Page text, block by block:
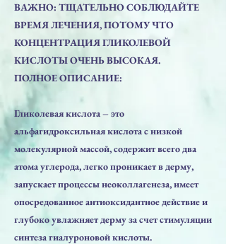
ВАЖНО: ТЩАТЕЛЬНО СОБЛЮДАЙТЕ
ВРЕМЯ ЛЕЧЕНИЯ, ПОТОМУ ЧТО
КОНЦЕНТРАЦИЯ ГЛИКОЛЕВОЙ
КИСЛОТЫ ОЧЕНЬ ВЫСОКАЯ.
ПОЛНОЕ ОПИСАНИЕ:
Гликолевая кислота – это
альфагидроксильная кислота с низкой
молекулярной массой, содержит всего два
атома углерода, легко проникает в дерму,
запускает процессы неоколлагенеза, имеет
опосредованное антиоксидантное действие и
глубоко увлажняет дерму за счет стимуляции
синтеза гиалуроновой кислоты.